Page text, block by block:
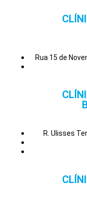
Rua 15 de
R. Ulisses